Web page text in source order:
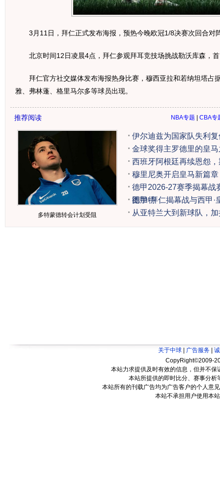
3月11日，拜仁正式发布海报，预热今晚欧冠1/8决赛次回合对
北京时间12日凌晨4点，拜仁参观拜耳竞技场挑战勒沃库森，
拜仁官方社交媒体发布海报热身比赛，穆西亚拉和若纳坦塔占
雅、弗林蓬、格里马尔多等球员出现。
推荐阅读 NBA专题 CBA专
伊尔迪兹为国家队失利
金球奖得主罗德里的皇
西班牙阿根廷再续恩怨
穆里尼奥开启皇马新篇
德甲2026-27赛季揭幕战
图加特
德甲·拜仁揭幕战与西甲
从亚特兰大到新球队，
多特蒙德转会计划受阻
关于中球 广告服务
CopyRight©2009-
本站力求提供及时有效的信息，但并不
本站所提供的即时比分、赛事分
本站所有的刊载广告均为广告客户的个人意
本站不承担用户使用本